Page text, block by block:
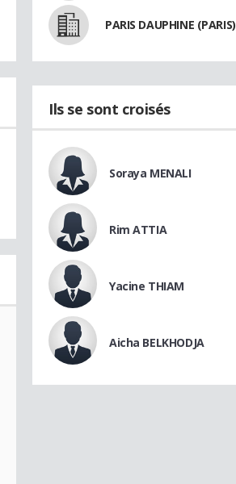
PARIS DAUPHINE (PARIS)
Ils se sont croisés
Soraya MENALI
Rim ATTIA
Yacine THIAM
Aicha BELKHODJA